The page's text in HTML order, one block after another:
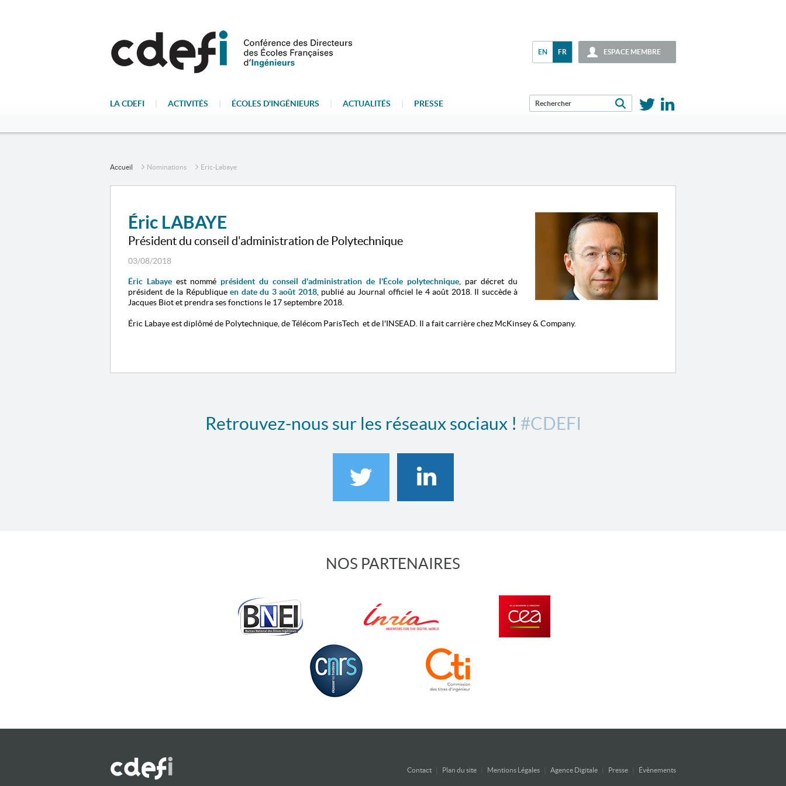
ESPACE MEMBRE
EN FR
LA CDEFI ACTIVITÉS ÉCOLES D'INGÉNIEURS ACTUALITÉS PRESSE
Accueil Nominations Eric-Labaye
Éric LABAYE
Président du conseil d'administration de Polytechnique
03/08/2018
Éric Labaye est nommé président du conseil d'administration de l'École polytechnique, par décret du
président de la République en date du 3 août 2018, publié au Journal officiel le 4 août 2018. Il succède à
Jacques Biot et prendra ses fonctions le 17 septembre 2018.
Éric Labaye est diplômé de Polytechnique, de Télécom ParisTech et de l'INSEAD. Il a fait carrière chez McKinsey & Company.
Retrouvez-nous sur les réseaux sociaux ! #CDEFI
NOS PARTENAIRES
Contact Plan du site Mentions Légales Agence Digitale Presse Évènements